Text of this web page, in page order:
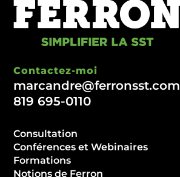
Contactez-moi
marcandre@ferronsst.com
819 695-0110
Consultation
Conférences et Webinaires
Formations
Notions de Ferron